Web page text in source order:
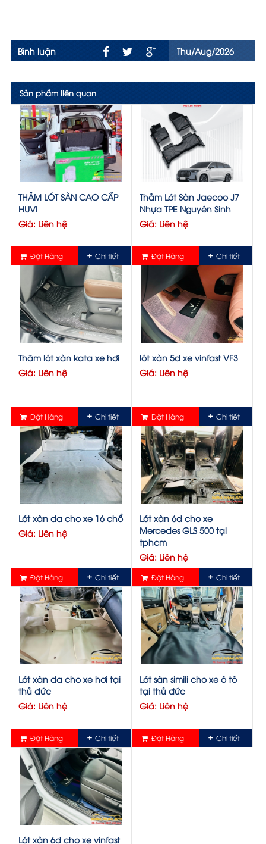
Bình luận Thu/Aug/2026
Sản phẩm liên quan
THẢM LÓT SÀN CAO CẤP
HUVI
Giá: Liên hệ
Đặt Hàng Chi tiết
Thảm Lót Sàn Jaecoo J7
Nhựa TPE Nguyên Sinh
Giá: Liên hệ
Đặt Hàng Chi tiết
Thãm lót xàn kata xe hơi
Giá: Liên hệ
Đặt Hàng Chi tiết
lót xàn 5d xe vinfast VF3
Giá: Liên hệ
Đặt Hàng Chi tiết
Lót xàn da cho xe 16 chổ
Giá: Liên hệ
Đặt Hàng Chi tiết
Lót xàn 6d cho xe
Mercedes GLS 500 tại
tphcm
Giá: Liên hệ
Đặt Hàng Chi tiết
Lót xàn da cho xe hơi tại
thủ đức
Giá: Liên hệ
Đặt Hàng Chi tiết
Lót sàn simili cho xe ô tô
tại thủ đức
Giá: Liên hệ
Đặt Hàng Chi tiết
Lót xàn 6d cho xe vinfast